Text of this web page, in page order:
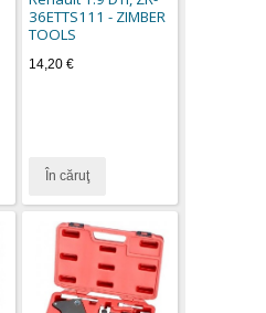
36ETTS111 - ZIMBER
TOOLS
14,20 €
În căruţ